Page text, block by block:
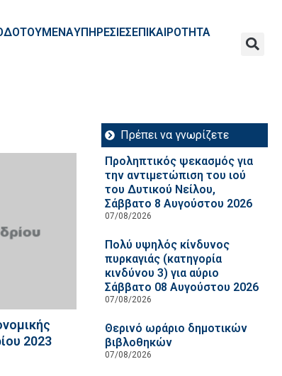
ΥΠΗΡΕΣΙΕΣΕΠΙΚΑΙΡΟΤΗΤΑ
2023
Πρέπει να γνωρίζετε
Προληπτικός ψεκασμός για
την αντιμετώπιση του ιού
του Δυτικού Νείλου,
Σάββατο 8 Αυγούστου 2026
07/08/2026
Πολύ υψηλός κίνδυνος
πυρκαγιάς (κατηγορία
κινδύνου 3) για αύριο
Σάββατο 08 Αυγούστου 2026
07/08/2026
Θερινό ωράριο δημοτικών
βιβλοθηκών
07/08/2026